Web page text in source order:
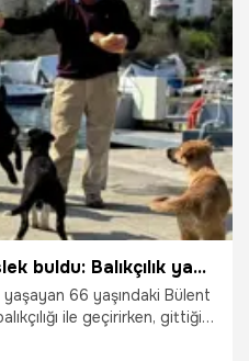
Ordu sahilinde yeni meslek buldu: Balıkçılık yaparken fark etti
66 yaşındaki Bülent
ile geçirirken, gittiği